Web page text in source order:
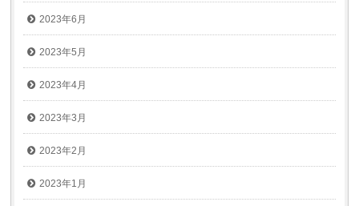
2023年6月
2023年5月
2023年4月
2023年3月
2023年2月
2023年1月